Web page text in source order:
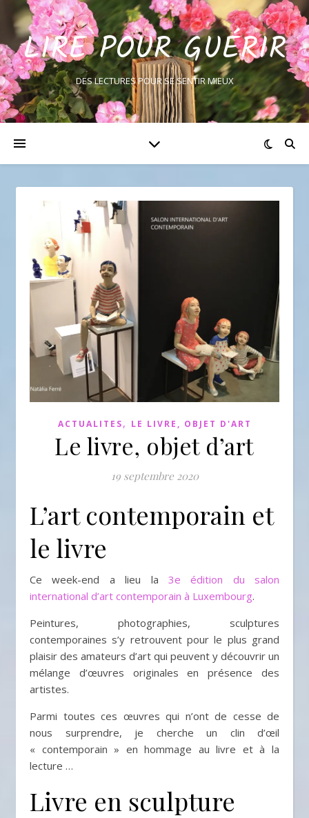
LIRE POUR GUÉRIR
DES LECTURES POUR SE SENTIR MIEUX
ACTUALITES, LE LIVRE, OBJET D'ART
Le livre, objet d’art
19 septembre 2020
L’art contemporain et
le livre
Ce week-end a lieu la 3e édition du salon
international d’art contemporain à Luxembourg.
Peintures, photographies, sculptures
contemporaines s’y retrouvent pour le plus grand
plaisir des amateurs d’art qui peuvent y découvrir un
mélange d’œuvres originales en présence des
artistes.
Parmi toutes ces œuvres qui n’ont de cesse de
nous surprendre, je cherche un clin d’œil
« contemporain » en hommage au livre et à la
lecture …
Livre en sculpture